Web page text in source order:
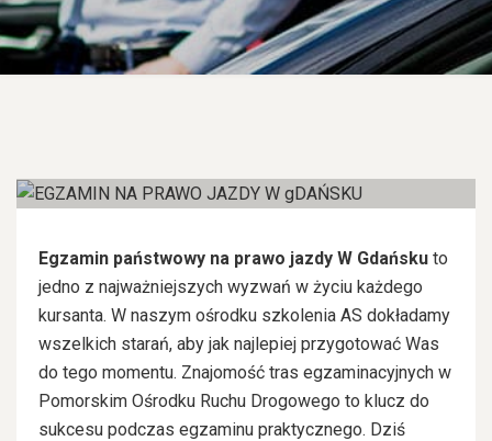
Egzamin państwowy na prawo jazdy W Gdańsku to
jedno z najważniejszych wyzwań w życiu każdego
kursanta. W naszym ośrodku szkolenia AS dokładamy
wszelkich starań, aby jak najlepiej przygotować Was
do tego momentu. Znajomość tras egzaminacyjnych w
Pomorskim Ośrodku Ruchu Drogowego to klucz do
sukcesu podczas egzaminu praktycznego. Dziś